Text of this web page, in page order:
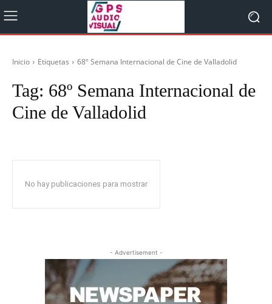
Inicio Etiquetas 68º Semana Internacional de Cine de Valladolid
Tag: 68º Semana Internacional de
Cine de Valladolid
No hay publicaciones para mostrar
- Advertisement -